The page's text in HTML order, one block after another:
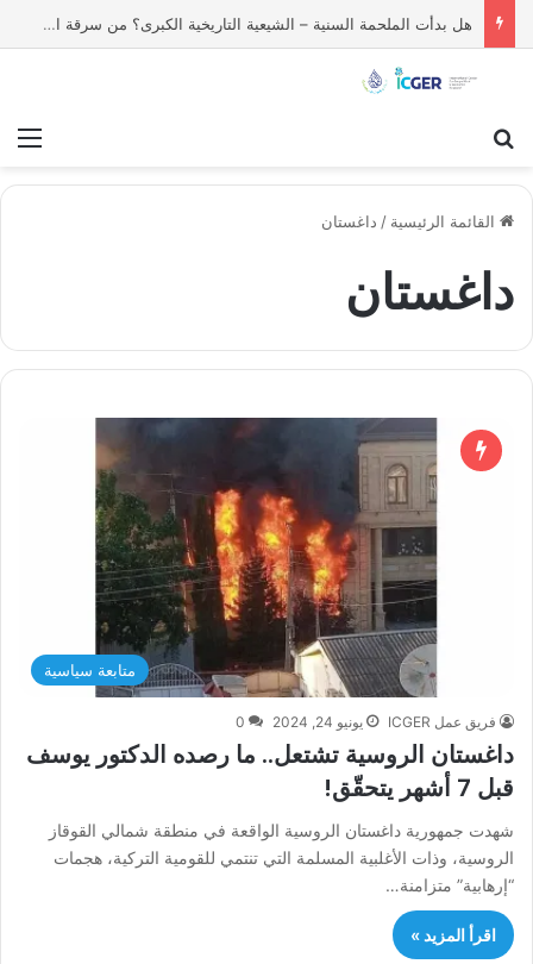
هل بدأت الملحمة السنية – الشيعية التاريخية الكبرى؟ من سرقة الثياب إلى التقاصف بالصواريخ النووية بين الفريقين
القائمة الرئيسية / داغستان
داغستان
متابعة سياسية
فريق عمل ICGER يونيو 24, 2024 0
داغستان الروسية تشتعل.. ما رصده الدكتور يوسف
قبل 7 أشهر يتحقّق!
شهدت جمهورية داغستان الروسية الواقعة في منطقة شمالي القوقاز
الروسية، وذات الأغلبية المسلمة التي تنتمي للقومية التركية، هجمات
“إرهابية” متزامنة…
اقرأ المزيد »